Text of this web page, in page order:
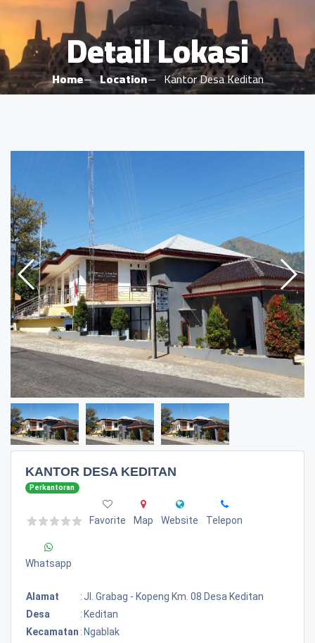
Detail Lokasi
Home Location Kantor Desa Keditan
KANTOR DESA KEDITAN
Perkantoran
Favorite Map Website Telepon
Whatsapp
Alamat : Jl. Grabag - Kopeng Km. 08 Desa Keditan
Desa
: Keditan
Kecamatan : Ngablak